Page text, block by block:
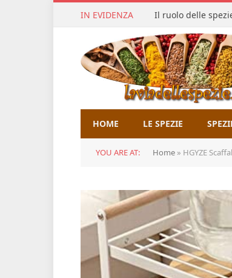
IN EVIDENZA Il ruolo delle
HOME LE SPEZIE
YOU ARE AT: Home » HGYZE Scaffale